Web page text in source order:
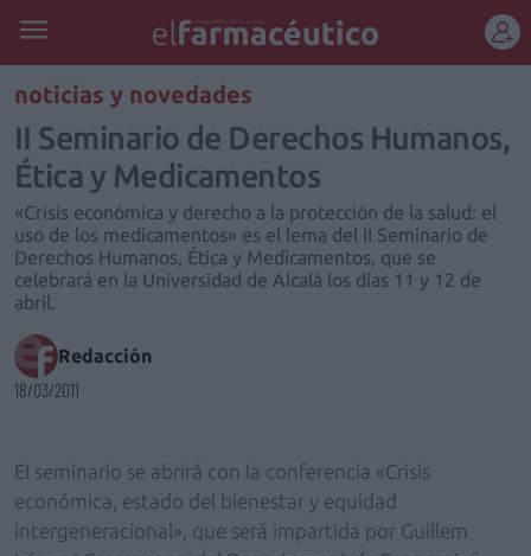
REGÍSTRATE
noticias y novedades
II Seminario de Derechos Humanos,
Ética y Medicamentos
«Crisis económica y derecho a la protección de la salud: el
uso de los medicamentos» es el lema del II Seminario de
Derechos Humanos, Ética y Medicamentos, que se
celebrará en la Universidad de Alcalá los días 11 y 12 de
abril.
Redacción
18/03/2011
El seminario se abrirá con la conferencia «Crisis
económica, estado del bienestar y equidad
intergeneracional», que será impartida por Guillem